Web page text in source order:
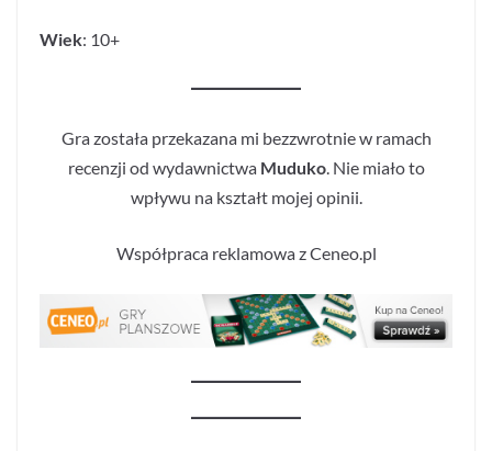
Wiek: 10+
Gra została przekazana mi bezzwrotnie w ramach
recenzji od wydawnictwa Muduko. Nie miało to
wpływu na kształt mojej opinii.
Współpraca reklamowa z Ceneo.pl